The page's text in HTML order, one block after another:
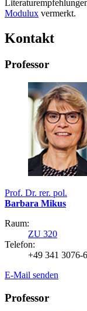
Modulux vermerkt.
Kontakt
Professor
Prof. Dr. rer. pol.
Barbara Mikus
Raum:
ZU 320
Telefon:
+49 341 3076-
E-Mail senden
Professor